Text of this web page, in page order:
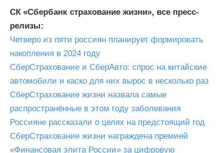
СК «Сбербанк страхование жизни», все пресс-
релизы:
Четверо из пяти россиян планирует формировать
накопления в 2024 году
СберСтрахование и СберАвто: спрос на китайские
автомобили и каско для них вырос в несколько раз
СберСтрахование жизни назвала самые
распространённые в этом году заболевания
Россияне рассказали о целях на предстоящий год
СберСтрахование жизни награждена премией
«Финансовая элита России» за цифровую